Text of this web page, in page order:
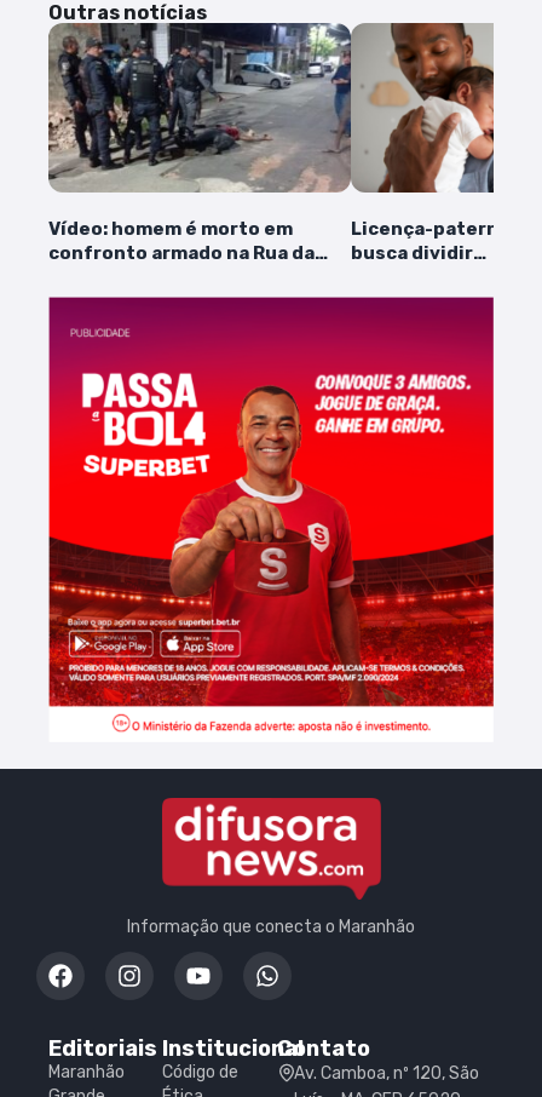
Outras notícias
Vídeo: homem é morto em
confronto armado na Rua da
Licença-
busca dividir
Informação que conecta o Maranhão
Editoriais
Maranhão
Institucional
Código de
Contato
Av. Camboa, nº 120, São